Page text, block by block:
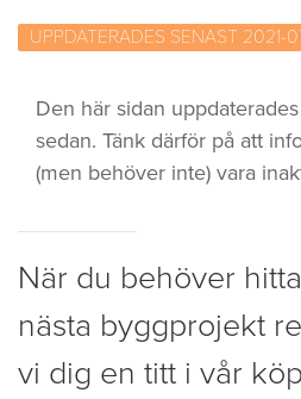
UPPDATERADES SENAST 2021-
Den här sidan
sedan. Tänk därför på att
(men behöver inte) vara
När du behöver
nästa byggprojekt
vi dig en titt i vår